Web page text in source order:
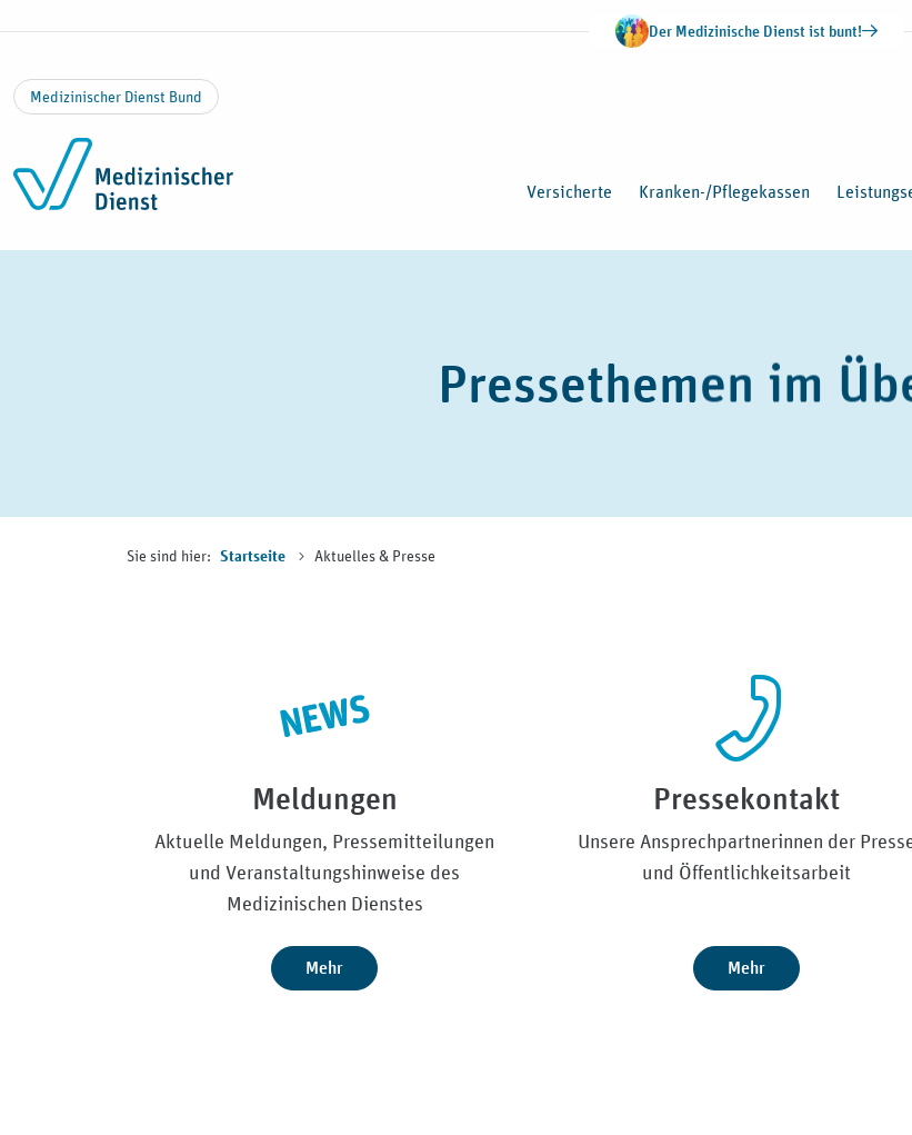
Der Medizinische Dienst ist bunt!
Medizinischer Dienst Bund
Versicherte Kranken-/Pflegekassen
Pressethemen im
Sie sind hier: Startseite Aktuelles & Presse
Meldungen
Aktuelle Meldungen, Pressemitteilungen
und Veranstaltungshinweise des
Medizinischen Dienstes
Mehr
Pressekontakt
Unsere Ansprechpartnerinnen der
und Öffentlichkeitsarbeit
Mehr